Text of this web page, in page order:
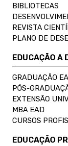
BIBLIOTECAS
REVISTA
PLANO DE
EDUCAÇÃO A
GRADUAÇÃO
PÓS-
EXTENSÃO
MBA EAD
CURSOS
EDUCAÇÃO